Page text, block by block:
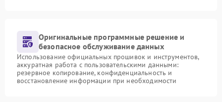
Оригинальные программные решение и
безопасное обслуживание данных
Использование официальных прошивок и инструментов,
аккуратная работа с пользовательскими данными:
резервное копирование, конфиденциальность и
восстановление информации при необходимости